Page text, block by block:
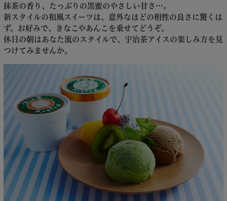
抹茶の香り、たっぷりの黒蜜のやさしい甘さ…。
新スタイルの和風スイーツは、意外なほどの相性の良さに驚くは
ず。お好みで、きなこやあんこを乗せてどうぞ。
休日の朝はあなた流のスタイルで、宇治茶アイスの楽しみ方を見
つけてみませんか。